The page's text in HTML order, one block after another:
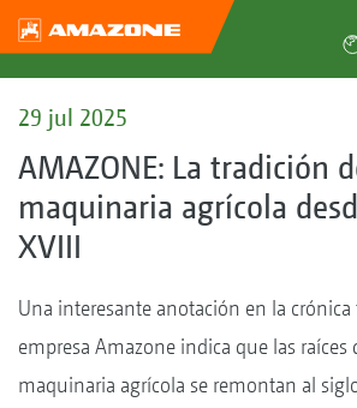
29 jul 2025
AMAZONE: La tradición
maquinaria agrícola
XVIII
Una interesante anotación en la
empresa Amazone indica que las
maquinaria agrícola se remontan al